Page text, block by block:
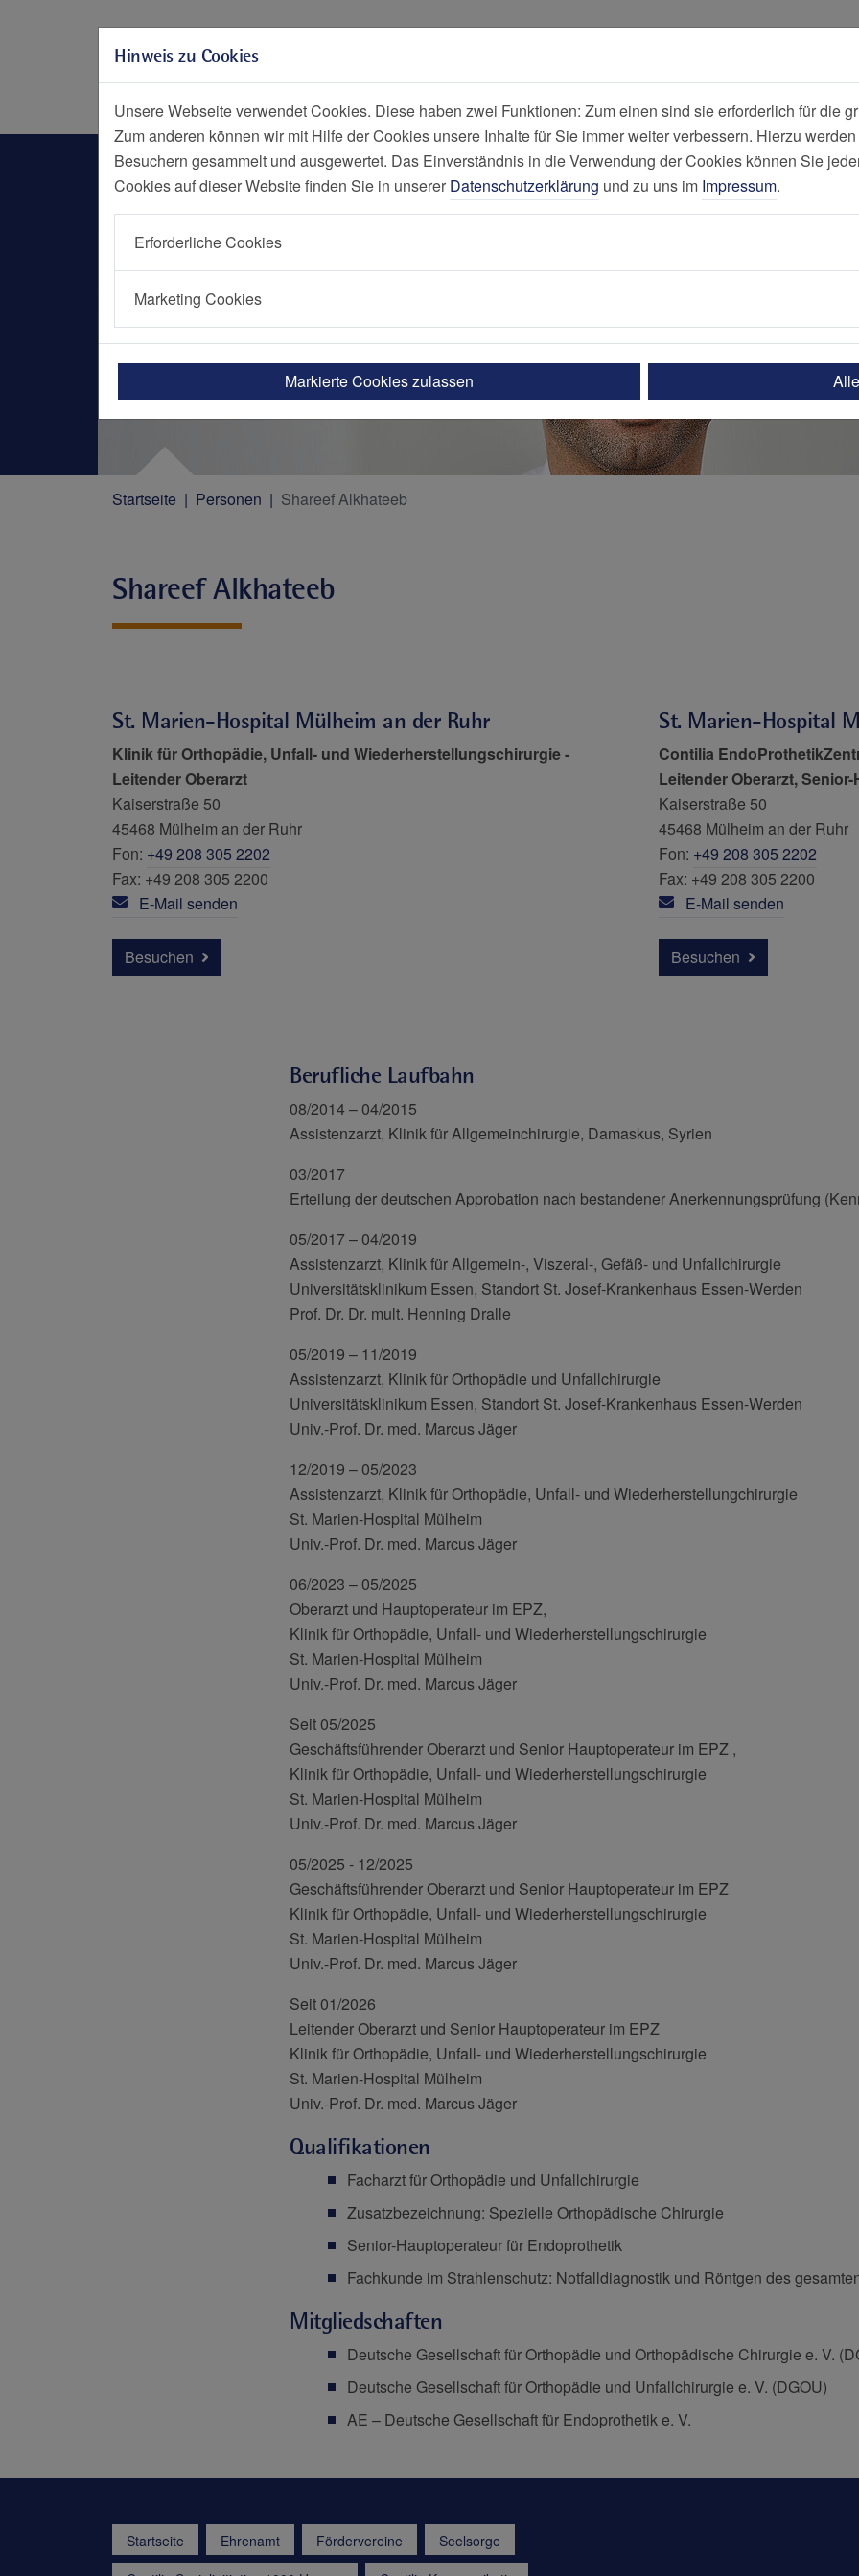
Zum Seitenende springen
Menü Social Media
Alkhateeb-Shareef St. Marien-
Startseite Personen Shareef Alkhateeb
Shareef Alkhateeb
St. Marien-Hospital Mülheim an der Ruhr
Klinik für Orthopädie, Unfall- und Wiederherstellungschirurgie-
Leitender Oberarzt
Kaiserstraße 50
45468 Mülheim an der Ruhr
Fon: +49 208 305 2202
Fax: +49 208 305 2200
E-Mail senden
Besuchen
St. Marien-Hospital
Contilia
Leitender Oberarzt,
Kaiserstraße 50
45468 Mülheim an der Ruhr
Fon: +49 208 305 2202
Fax: +49 208 305 2200
E-Mail senden
Besuchen
Berufliche Laufbahn
08/2014 – 04/2015
Assistenzarzt, Klinik für Allgemeinchirurgie, Damaskus, Syrien
03/2017
Erteilung der deutschen Approbation nach bestandener Anerkennungsprüfung
05/2017 – 04/2019
Assistenzarzt, Klinik für Allgemein-, Viszeral-, Gefäß- und Unfallchirurgie
Universitätsklinikum Essen, Standort St. Josef-Krankenhaus Essen-Werden
Prof. Dr. Dr. mult. Henning Dralle
05/2019 – 11/2019
Assistenzarzt, Klinik für Orthopädie und Unfallchirurgie
Universitätsklinikum Essen, Standort St. Josef-Krankenhaus Essen-Werden
Univ.-Prof. Dr. med. Marcus Jäger
12/2019 – 05/2023
Assistenzarzt, Klinik für Orthopädie, Unfall- und Wiederherstellungchirurgie
St. Marien-Hospital Mülheim
Univ.-Prof. Dr. med. Marcus Jäger
06/2023 – 05/2025
Oberarzt und Hauptoperateur im EPZ,
Klinik für Orthopädie, Unfall- und Wiederherstellungschirurgie
St. Marien-Hospital Mülheim
Univ.-Prof. Dr. med. Marcus Jäger
Seit 05/2025
Geschäftsführender Oberarzt und Senior Hauptoperateur im EPZ ,
Klinik für Orthopädie, Unfall- und Wiederherstellungschirurgie
St. Marien-Hospital Mülheim
Univ.-Prof. Dr. med. Marcus Jäger
05/2025 - 12/2025
Geschäftsführender Oberarzt und Senior Hauptoperateur im EPZ
Klinik für Orthopädie, Unfall- und Wiederherstellungschirurgie
St. Marien-Hospital Mülheim
Univ.-Prof. Dr. med. Marcus Jäger
Seit 01/2026
Leitender Oberarzt und Senior Hauptoperateur im EPZ
Klinik für Orthopädie, Unfall- und Wiederherstellungschirurgie
St. Marien-Hospital Mülheim
Univ.-Prof. Dr. med. Marcus Jäger
Qualifikationen
Facharzt für Orthopädie und Unfallchirurgie
Zusatzbezeichnung: Spezielle Orthopädische Chirurgie
Senior-Hauptoperateur für Endoprothetik
Fachkunde im Strahlenschutz: Notfalldiagnostik und Röntgen des
Mitgliedschaften
Deutsche Gesellschaft für Orthopädie und Orthopädische Chirurgie e. V.
Deutsche Gesellschaft für Orthopädie und Unfallchirurgie e. V. (DGOU)
AE – Deutsche Gesellschaft für Endoprothetik e. V.
Startseite Ehrenamt Fördervereine
Seelsorge
Hinweis zu Cookies
Unsere Webseite verwendet Cookies. Diese haben zwei Funktionen: Zum einen sind sie erforderlich für die
Zum anderen können wir mit Hilfe der Cookies unsere Inhalte für Sie immer weiter verbessern. Hierzu
Besuchern gesammelt und ausgewertet. Das Einverständnis in die Verwendung der Cookies können Sie
Cookies auf dieser Website finden Sie in unserer Datenschutzerklärung und zu uns im Impressum.
Erforderliche Cookies
Marketing Cookies
Markierte Cookies zulassen